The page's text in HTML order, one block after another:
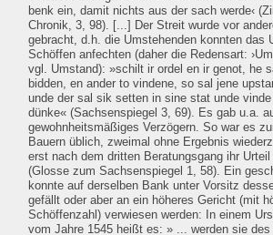
benk ein, damit nichts aus der sach werde‹
Chronik, 3, 98). [...] Der Streit wurde vor
gebracht, d.h. die Umstehenden konnten das
Schöffen anfechten (daher die Redensart:
vgl. Umstand): »schilt ir ordel en ir genot, he
bidden, en ander to vindene, so sal jene
unde der sal sik setten in sine stat unde
dünke« (Sachsenspiegel 3, 69). Es gab u.a.
gewohnheitsmäßiges Verzögern. So war es
Bauern üblich, zweimal ohne Ergebnis
erst nach dem dritten Beratungsgang ihr Urteil
(Glosse zum Sachsenspiegel 1, 58). Ein
konnte auf derselben Bank unter Vorsitz
gefällt oder aber an ein höheres Gericht (mit
Schöffenzahl) verwiesen werden: In einem
vom Jahre 1545 heißt es: » ... werden sie